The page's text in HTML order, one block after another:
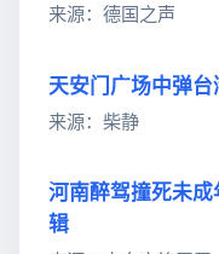
来源：德国之声
天安门广场中弹
来源：柴静
河南醉驾撞死未
辑